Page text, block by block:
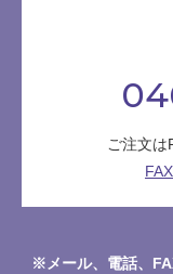
ご注文は
※メール、電話、